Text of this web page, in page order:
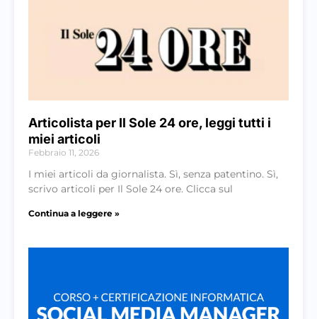
Articolista per Il Sole 24 ore, leggi tutti i
miei articoli
Febbraio 11, 2026
I miei articoli da giornalista. Sì, senza patentino. Sì,
scrivo articoli per Il Sole 24 ore. Clicca sul
Continua a leggere »